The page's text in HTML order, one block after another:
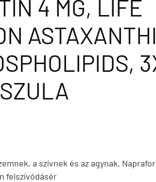
4 MG, LIFE
a szívnek és az agynak.
felszívódásér